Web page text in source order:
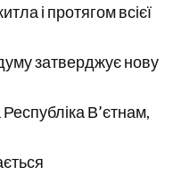
і протягом всієї
затверджує нову
В’єтнам,